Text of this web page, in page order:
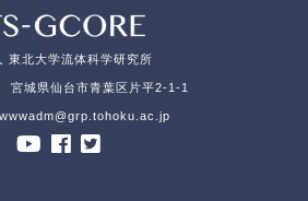
東北大学流体科学研究所
宮城県仙台市青葉区片平2-1-1